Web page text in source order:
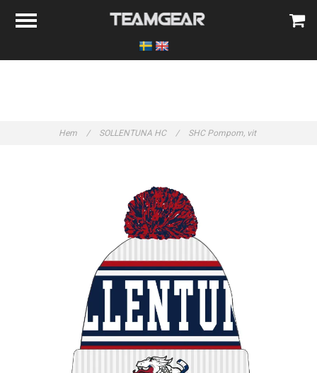
Hem / SOLLENTUNA HC / SHC Pompom, vit